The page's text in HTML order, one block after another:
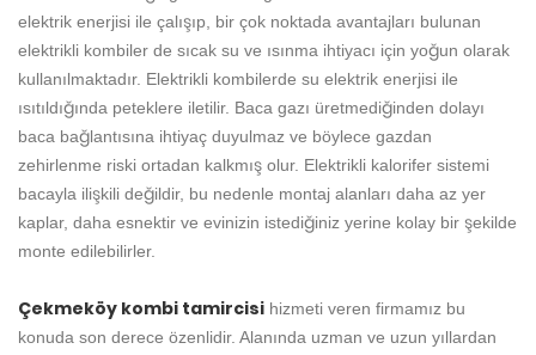
elektrik enerjisi ile çalışıp, bir çok noktada avantajları bulunan
elektrikli kombiler de sıcak su ve ısınma ihtiyacı için yoğun olarak
kullanılmaktadır. Elektrikli kombilerde su elektrik enerjisi ile
ısıtıldığında peteklere iletilir. Baca gazı üretmediğinden dolayı
baca bağlantısına ihtiyaç duyulmaz ve böylece gazdan
zehirlenme riski ortadan kalkmış olur. Elektrikli kalorifer sistemi
bacayla ilişkili değildir, bu nedenle montaj alanları daha az yer
kaplar, daha esnektir ve evinizin istediğiniz yerine kolay bir şekilde
monte edilebilirler.
Çekmeköy kombi tamircisi hizmeti veren firmamız bu
konuda son derece özenlidir. Alanında uzman ve uzun yıllardan